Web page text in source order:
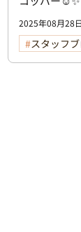
2025年08月28日
スタッフ